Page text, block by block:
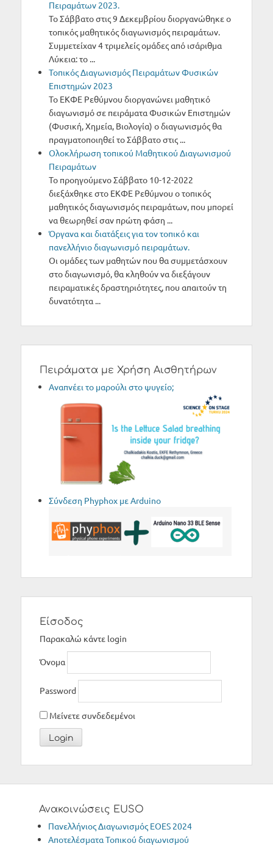
Πειραμάτων 2023.
Το Σάββατο στις 9 Δεκεμβρίου διοργανώθηκε ο
τοπικός μαθητικός διαγωνισμός πειραμάτων.
Συμμετείχαν 4 τριμελείς ομάδες από ισάριθμα
Λύκεια: το ...
Τοπικός Διαγωνισμός Πειραμάτων Φυσικών
Επιστημών 2023
Το ΕΚΦΕ Ρεθύμνου διοργανώνει μαθητικό
διαγωνισμό σε πειράματα Φυσικών Επιστημών
(Φυσική, Χημεία, Βιολογία) ο διαγωνισμός θα
πραγματοποιηθεί το Σάββατο στις ...
Oλοκλήρωση τοπικού Μαθητικού Διαγωνισμού
Πειραμάτων
Το προηγούμενο Σάββατο 10-12-2022
διεξάχθηκε στο ΕΚΦΕ Ρεθύμνου ο τοπικός
μαθητικός διαγωνισμός πειραμάτων, που μπορεί
να θεωρηθεί σαν πρώτη φάση ...
Όργανα και διατάξεις για τον τοπικό και
πανελλήνιο διαγωνισμό πειραμάτων.
Οι ομάδες των μαθητών που θα συμμετάσχουν
στο διαγωνισμό, θα κληθούν να διεξάγουν
πειραματικές δραστηριότητες, που απαιτούν τη
δυνατότητα ...
Πειράματα με Χρήση Αισθητήρων
Aναπνέει το μαρούλι στο ψυγείο;
Σύνδεση Phyphox με Arduino
Είσοδος
Παρακαλώ κάντε login
Όνομα
Password
Μείνετε συνδεδεμένοι
Ανακοινώσεις EUSO
Πανελλήνιος Διαγωνισμός ΕΟΕS 2024
Αποτελέσματα Τοπικού διαγωνισμού